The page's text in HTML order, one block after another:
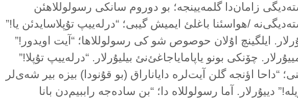
زامان‌دا گلمەیینجە؛ بو دوروم سانکی رسولوللاهئن
/هواسئنا باغلئ ایمیش گیبی؛ “درلەییپ تۇپلاسایدئن یا!”
ایلگینچ اۇلان حوصوص شو کی رسولوللاها؛ “آیت اویدور!”
چۆنکی بونو یاپامایاجاغئ‌نئ بیلیۇرلار. “درلەییپ تۇپلا!”
“داحا اؤنجە گلن آیت‌لرە دایاناراق (بو قۇنودا) بیزە بیر شەی‌لر
دییۇرلار. آما رسولوللاە دا؛ “بن سادەجە راببیم‌دن بانا